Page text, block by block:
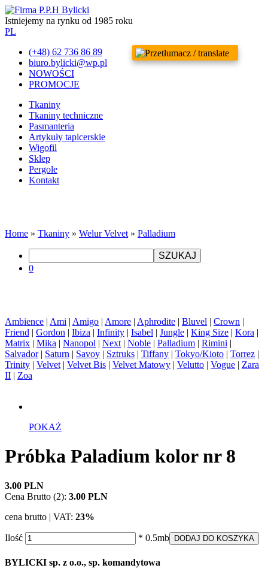
Istniejemy na rynku od 1985 roku
PL
(+48) 62 736 86 89
biuro.bylicki@wp.pl
NOWOŚCI
PROMOCJE
Tkaniny
Tkaniny techniczne
Pasmanteria
Artykuły tapicerskie
Wigofil
Sklep
Pergole
Kontakt
Home » Tkaniny » Welur Velvet » Palladium
SZUKAJ
0
Ambience | Ami | Amigo | Amore | Aphrodite | Bluvel | Crown |
Friend | Gordon | Ibiza | Infinity | Isabel | Jungle | King Size | Kora |
Matrix | Mika | Nanopol | Next | Noble | Palladium | Rimini |
Salvador| Saturn | Savoy | Sztruks | Tiffany | Tokyo/Kioto | Torrez |
Trinity | Velvet | Velvet Bis | Velvet Matowy | Velutto | Vogue | Zara
II | Zoa
POKAŻ
Próbka Paladium kolor nr 8
3.00 PLN
Cena Brutto (2): 3.00 PLN
cena brutto | VAT: 23%
Ilość * 0.5mb DODAJ DO KOSZYKA
BYLICKI sp. z o.o., sp. komandytowa